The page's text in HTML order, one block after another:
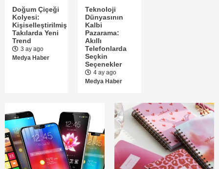
Doğum Çiçeği
Kolyesi:
Kişiselleştirilmiş
Takılarda Yeni
Trend
3 ay ago
Medya Haber
Teknoloji
Dünyasının
Kalbi
Pazarama:
Akıllı
Telefonlarda
Seçkin
Seçenekler
4 ay ago
Medya Haber